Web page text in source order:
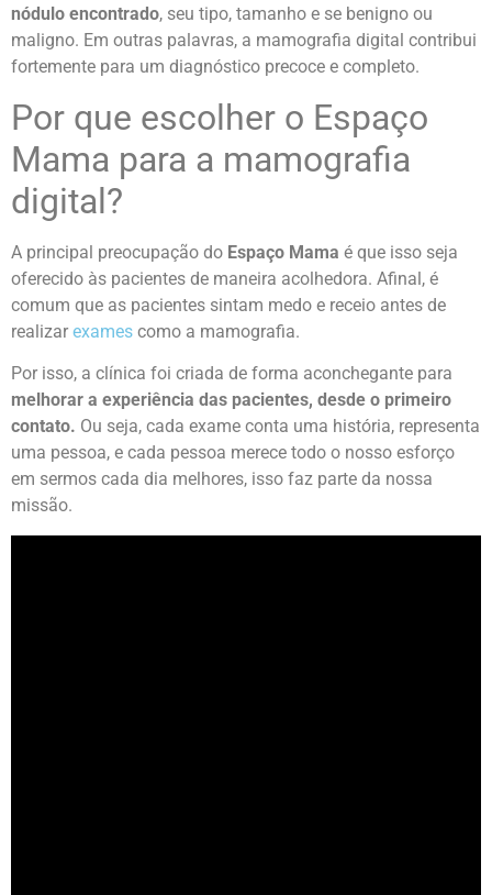
nódulo encontrado, seu tipo, tamanho e se benigno ou
maligno. Em outras palavras, a mamografia digital contribui
fortemente para um diagnóstico precoce e completo.
Por que escolher o Espaço
Mama para a mamografia
digital?
A principal preocupação do Espaço Mama é que isso seja
oferecido às pacientes de maneira acolhedora. Afinal, é
comum que as pacientes sintam medo e receio antes de
realizar exames como a mamografia.
Por isso, a clínica foi criada de forma aconchegante para
melhorar a experiência das pacientes, desde o primeiro
contato. Ou seja, cada exame conta uma história, representa
uma pessoa, e cada pessoa merece todo o nosso esforço
em sermos cada dia melhores, isso faz parte da nossa
missão.